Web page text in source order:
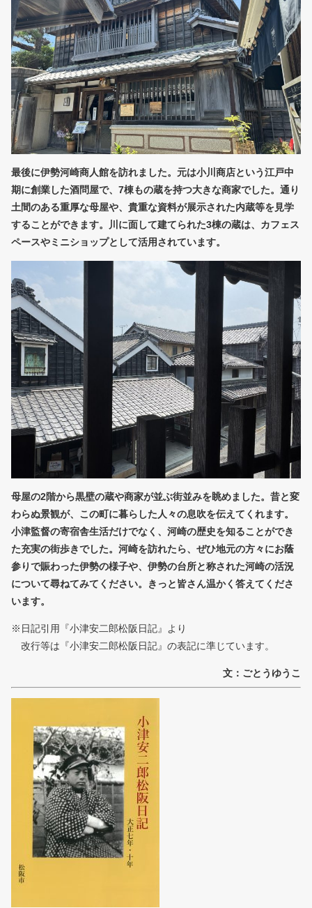
最後に伊勢河崎商人館を訪れました。元は小川商店という江戸中
期に創業した酒問屋で、7棟もの蔵を持つ大きな商家でした。通り
土間のある重厚な母屋や、貴重な資料が展示された内蔵等を見学
することができます。川に面して建てられた3棟の蔵は、カフェス
ペースやミニショップとして活用されています。
母屋の2階から黒壁の蔵や商家が並ぶ街並みを眺めました。昔と変
わらぬ景観が、この町に暮らした人々の息吹を伝えてくれます。
小津監督の寄宿舎生活だけでなく、河崎の歴史を知ることができ
た充実の街歩きでした。河崎を訪れたら、ぜひ地元の方々にお蔭
参りで賑わった伊勢の様子や、伊勢の台所と称された河崎の活況
について尋ねてみてください。きっと皆さん温かく答えてくださ
います。
※日記引用『小津安二郎松阪日記』より
改行等は『小津安二郎松阪日記』の表記に準じています。
文：ごとうゆうこ